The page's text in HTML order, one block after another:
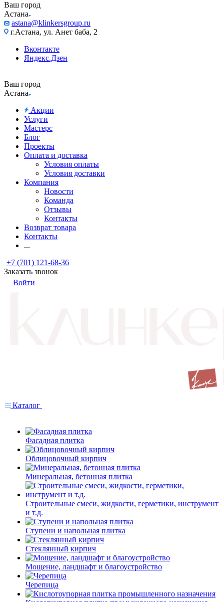
Ваш город
Астана
astana@klinkersgroup.ru
г.Астана, ул. Анет баба, 2
Вконтакте
Яндекс.Дзен
Ваш город
Астана
Акции
Услуги
Мастерс
Блог
Проекты
Оплата и доставка
Условия оплаты
Условия доставки
Компания
Новости
Команда
Отзывы
Контакты
Возврат товара
Контакты
...
+7 (701) 121-68-36
Заказать звонок
Войти
Каталог
Фасадная плитка
Облицовочный кирпич
Минеральная, бетонная плитка
Строительные смеси, жидкости, герметики, инструмент
и т.д.
Ступени и напольная плитка
Cтеклянный кирпич
Мощение, ландшафт и благоустройство
Черепица